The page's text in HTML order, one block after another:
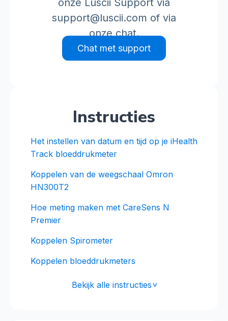
Instructies
Het instellen van datum en tijd op je iHealth
Track bloeddrukmeter
Koppelen van de weegschaal Omron
HN300T2
Hoe meting maken met CareSens N
Premier
Koppelen Spirometer
Koppelen bloeddrukmeters
Bekijk alle instructies<
onze Luscii Support via
support@luscii.com of via
onze chat.
Chat met support